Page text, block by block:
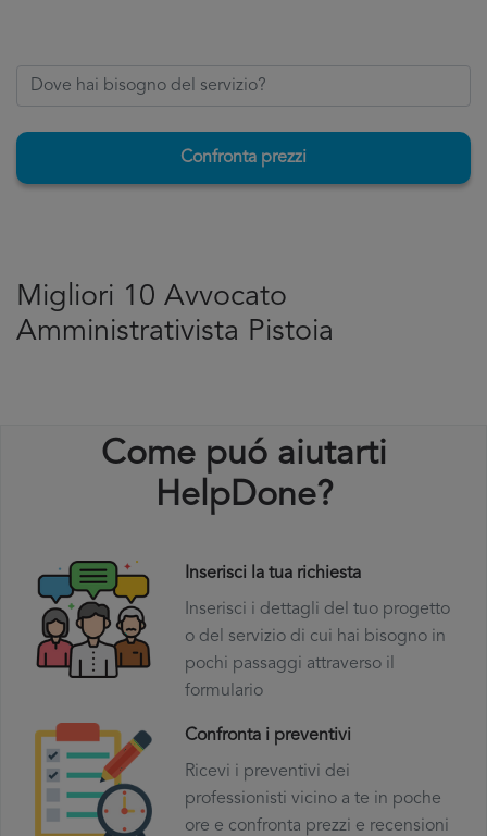
Confronta prezzi
Migliori 10 Avvocato
Amministrativista Pistoia
Come puó aiutarti
HelpDone?
Inserisci la tua richiesta
Inserisci i dettagli del tuo progetto
o del servizio di cui hai bisogno in
pochi passaggi attraverso il
formulario
Confronta i preventivi
Ricevi i preventivi dei
professionisti vicino a te in poche
ore e confronta prezzi e recensioni